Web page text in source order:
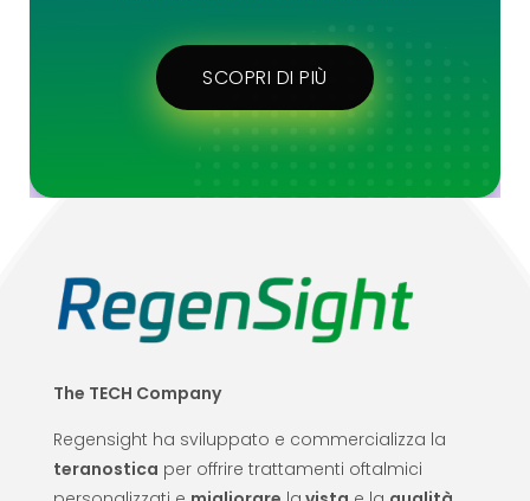
SCOPRI DI PIÙ
The TECH Company
Regensight ha sviluppato e commercializza la
teranostica per offrire trattamenti oftalmici